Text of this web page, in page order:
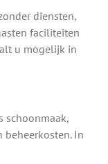
diensten,
faciliteiten
u mogelijk in
schoonmaak,
beheerkosten. In